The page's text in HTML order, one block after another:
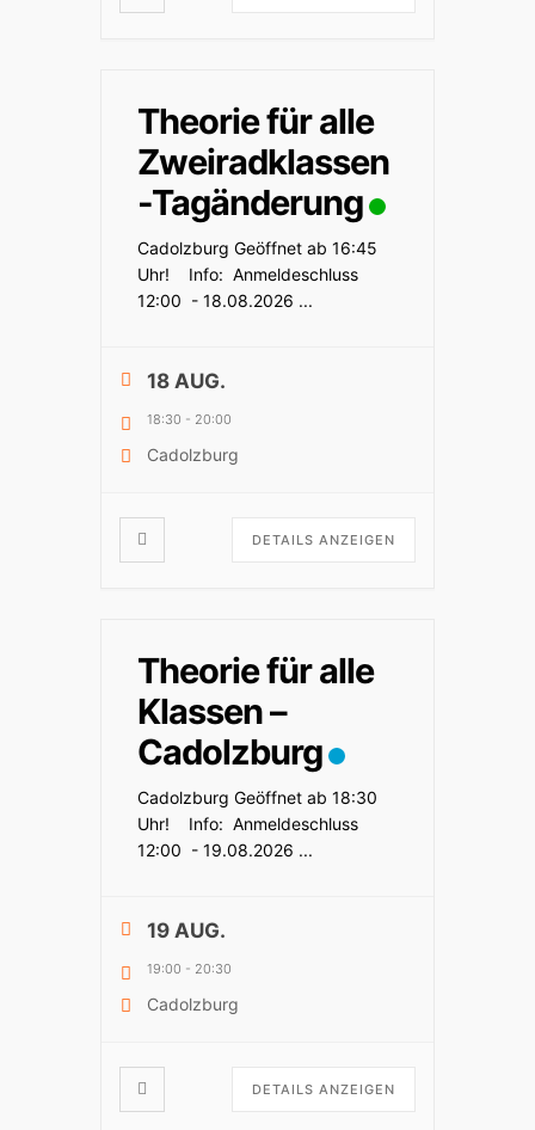
Theorie für alle
Zweiradklassen
-Tagänderung
Cadolzburg Geöffnet ab 16:45
Uhr! Info: Anmeldeschluss
12:00 - 18.08.2026 ...
18 AUG.
18:30 - 20:00
Cadolzburg
DETAILS ANZEIGEN
Theorie für alle
Klassen –
Cadolzburg
Cadolzburg Geöffnet ab 18:30
Uhr! Info: Anmeldeschluss
12:00 - 19.08.2026 ...
19 AUG.
19:00 - 20:30
Cadolzburg
DETAILS ANZEIGEN